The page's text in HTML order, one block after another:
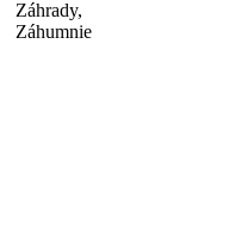
Záhrady,
Záhumnie